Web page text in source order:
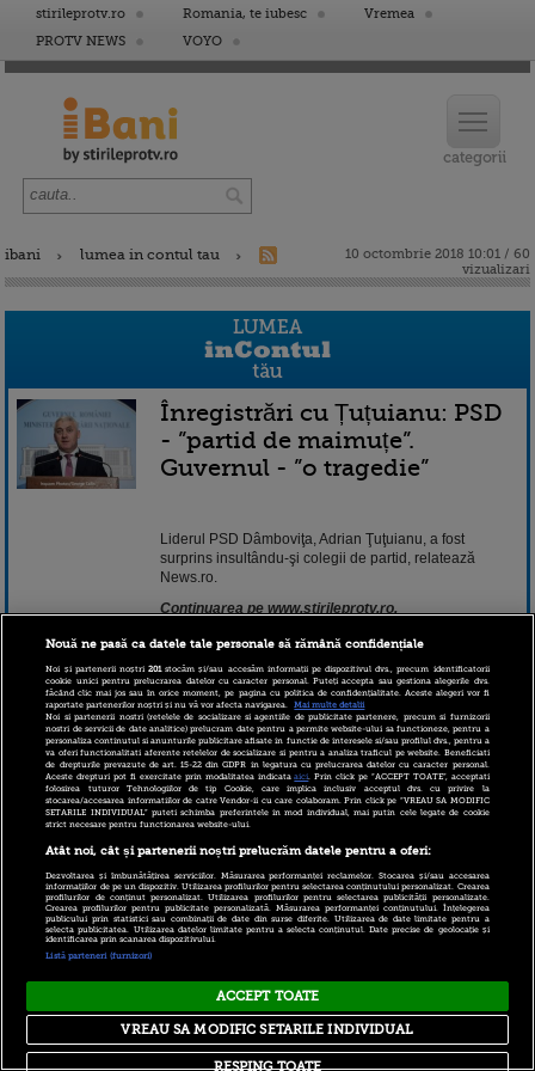
stirileprotv.ro Romania, te iubesc
Vremea
PROTV NEWS
VOYO
ibani lumea in contul tau
10 octombrie 2018 10:01 / 60
vizualizari
Înregistrări cu Țuțuianu: PSD
- ”partid de maimuțe”.
Guvernul - ”o tragedie”
Liderul PSD Dâmboviţa, Adrian Ţuţuianu, a fost
surprins insultându-şi colegii de partid, relatează
News.ro.
Continuarea pe www.stirileprotv.ro.
10 octombrie 2018 10:01
Politica Confidentialitate| RSS
Nouă ne pasă ca datele tale personale să rămână confidențiale
Noi și partenerii noștri201stocăm și/sau accesăm informații pe dispozitivul dvs., precum identificatorii
cookie unici pentru prelucrarea datelor cu caracter personal. Puteți accepta sau gestiona alegerile dvs.
făcând clic mai jos sau în orice moment, pe pagina cu politica de confidențialitate. Aceste alegeri vor fi
raportate partenerilor noștri și nu vă vor afecta navigarea.
Mai multe detalii
Noi si partenerii nostri (retelele de socializare si agentiile de publicitate partenere, precum si furnizorii
nostri de servicii de date analitice) prelucram date pentru a permite website-ului sa functioneze, pentru a
personaliza continutul si anunturile publicitare afisate in functie de interesele si/sau profilul dvs., pentru a
va oferi functionalitati aferente retelelor de socializare si pentru a analiza traficul pe website. Beneficiati
de drepturile prevazute de art. 15-22 din GDPR in legatura cu prelucrarea datelor cu caracter personal.
Aceste drepturi pot fi exercitate prin modalitatea indicataaici. Prin click pe “ACCEPT TOATE”, acceptati
folosirea tuturor Tehnologiilor de tip Cookie, care implica inclusiv acceptul dvs. cu privire la
stocarea/accesarea informatiilor de catre Vendor-ii cu care colaboram. Prin click pe “VREAU SA MODIFIC
SETARILE INDIVIDUAL” puteti schimba preferintele in mod individual, mai putin cele legate de cookie
strict necesare pentru functionarea website-ului.
Atât noi, cât și partenerii noștri prelucrăm datele pentru a oferi:
Dezvoltarea și îmbunătățirea serviciilor. Măsurarea performanței reclamelor. Stocarea și/sau accesarea
informațiilor de pe un dispozitiv. Utilizarea profilurilor pentru selectarea conținutului personalizat. Crearea
profilurilor de conținut personalizat. Utilizarea profilurilor pentru selectarea publicității personalizate.
Crearea profilurilor pentru publicitate personalizată. Măsurarea performanței conținutului. Înțelegerea
publicului prin statistici sau combinații de date din surse diferite. Utilizarea de date limitate pentru a
selecta publicitatea. Utilizarea datelor limitate pentru a selecta conținutul. Date precise de geolocație și
identificarea prin scanarea dispozitivului.
Listă parteneri (furnizori)
ACCEPT TOATE
RESPING TOATE
VREAU SA MODIFIC SETARILE INDIVIDUAL